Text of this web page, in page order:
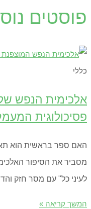
פוסטים
כללי
אלכימית הנפש
פסיכולוגית
האם ספר בראשית הוא
מסביר את הסיפור
לעיני כל" עם מסר חזק
המשך קריאה »